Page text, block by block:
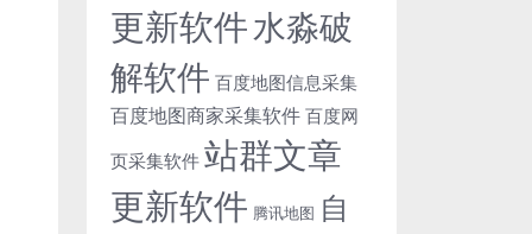
更新软件水淼破
解软件 百度地图信息采集
百度地图商家采集软件 百度网
页采集软件 站群文章
更新软件 腾讯地图 自